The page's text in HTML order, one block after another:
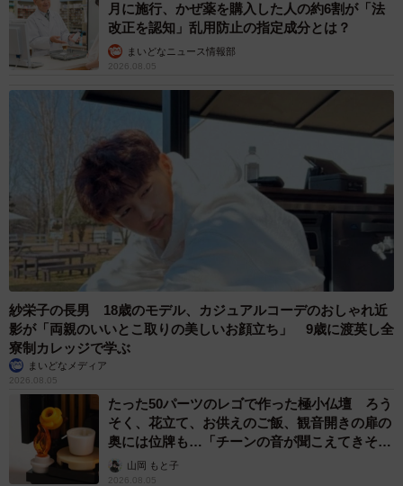
月に施行、かぜ薬を購入した人の約6割が「法
改正を認知」乱用防止の指定成分とは？
まいどなニュース情報部
2026.08.05
紗栄子の長男 18歳のモデル、カジュアルコーデのおしゃれ近
影が「両親のいいとこ取りの美しいお顔立ち」 9歳に渡英し全
寮制カレッジで学ぶ
まいどなメディア
2026.08.05
たった50パーツのレゴで作った極小仏壇 ろう
そく、花立て、お供えのご飯、観音開きの扉の
奥には位牌も…「チーンの音が聞こえてきそ
う」山岡 もと子
2026.08.05